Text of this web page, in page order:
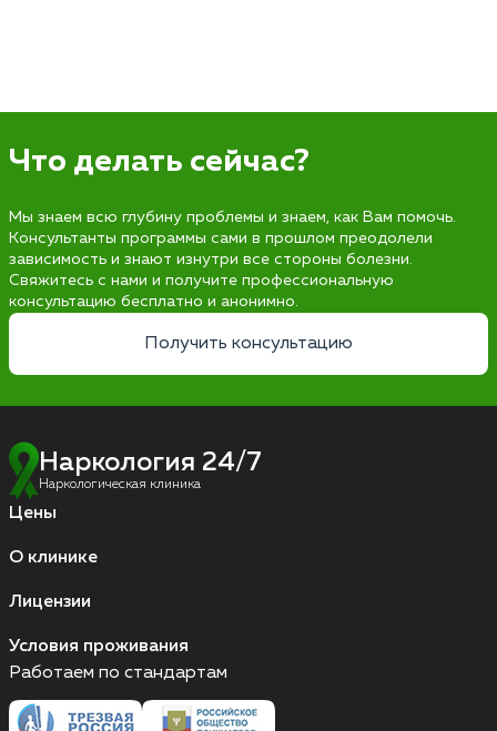
Что делать сейчас?
Мы знаем всю глубину проблемы и знаем, как Вам помочь.
Консультанты программы сами в прошлом преодолели
зависимость и знают изнутри все стороны болезни.
Свяжитесь с нами и получите профессиональную
консультацию бесплатно и анонимно.
Получить консультацию
Наркология 24/7
Наркологическая клиника
Цены
О клинике
Лицензии
Условия проживания
Работаем по стандартам